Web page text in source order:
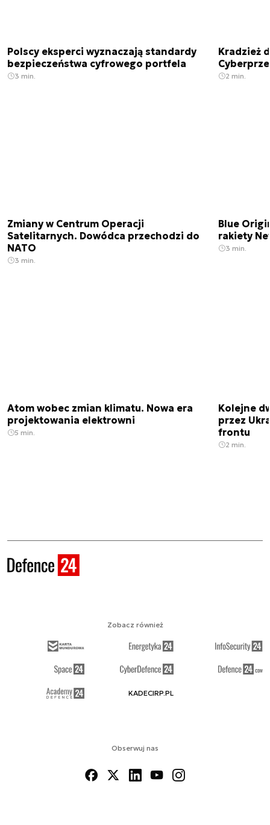
Polscy eksperci wyznaczają standardy
bezpieczeństwa cyfrowego portfela
3 min.
Kradzież
2 min.
Zmiany w Centrum Operacji
Satelitarnych. Dowódca przechodzi do
NATO
3 min.
Blue
rakiety
3 min.
Atom wobec zmian klimatu. Nowa era
projektowania elektrowni
5 min.
Kolejne
przez
frontu
2 min.
Obserwuj nas
Zobacz również
KADECIRP.PL